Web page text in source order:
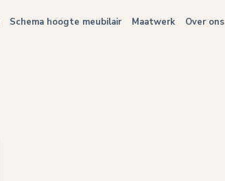
Schema hoogte meubilair Maatwerk Over ons